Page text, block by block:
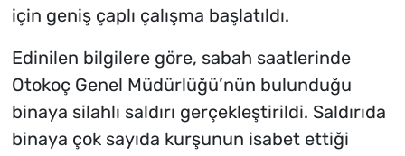
için geniş çaplı çalışma başlatıldı.
Edinilen bilgilere göre, sabah saatlerinde
Otokoç Genel Müdürlüğü’nün bulunduğu
binaya silahlı saldırı gerçekleştirildi. Saldırıda
binaya çok sayıda kurşunun isabet ettiği